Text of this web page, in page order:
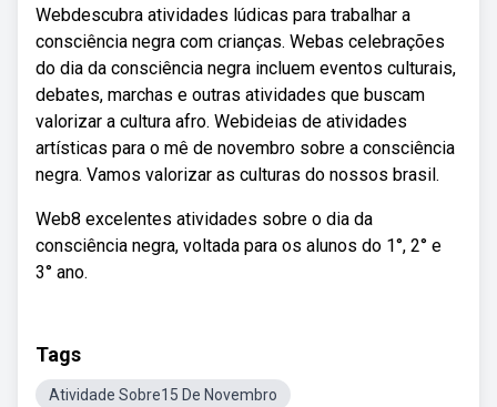
Webdescubra atividades lúdicas para trabalhar a
consciência negra com crianças. Webas celebrações
do dia da consciência negra incluem eventos culturais,
debates, marchas e outras atividades que buscam
valorizar a cultura afro. Webideias de atividades
artísticas para o mê de novembro sobre a consciência
negra. Vamos valorizar as culturas do nossos brasil.
Web8 excelentes atividades sobre o dia da
consciência negra, voltada para os alunos do 1°, 2° e
3° ano.
Tags
Atividade Sobre15 De Novembro